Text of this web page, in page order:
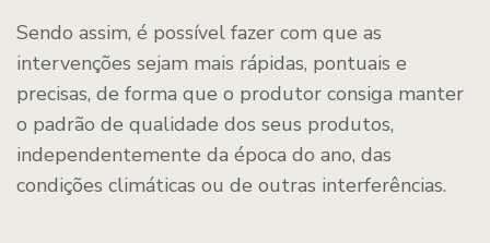
Sendo assim, é possível fazer com que as
intervenções sejam mais rápidas, pontuais e
precisas, de forma que o produtor consiga manter
o padrão de qualidade dos seus produtos,
independentemente da época do ano, das
condições climáticas ou de outras interferências.